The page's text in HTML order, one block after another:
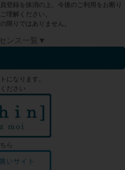
登録を抹消の上、今後のご利用をお断り
理解ください。
限りではありません。
ンス一覧▼
になります。
ださい
ら